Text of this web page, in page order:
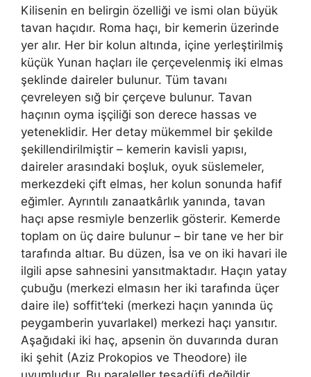
Kilisenin en belirgin özelliği ve ismi olan büyük
tavan haçıdır. Roma haçı, bir kemerin üzerinde
yer alır. Her bir kolun altında, içine yerleştirilmiş
küçük Yunan haçları ile çerçevelenmiş iki elmas
şeklinde daireler bulunur. Tüm tavanı
çevreleyen sığ bir çerçeve bulunur. Tavan
haçının oyma işçiliği son derece hassas ve
yeteneklidir. Her detay mükemmel bir şekilde
şekillendirilmiştir – kemerin kavisli yapısı,
daireler arasındaki boşluk, oyuk süslemeler,
merkezdeki çift elmas, her kolun sonunda hafif
eğimler. Ayrıntılı zanaatkârlık yanında, tavan
haçı apse resmiyle benzerlik gösterir. Kemerde
toplam on üç daire bulunur – bir tane ve her bir
tarafında altıar. Bu düzen, İsa ve on iki havari ile
ilgili apse sahnesini yansıtmaktadır. Haçın yatay
çubuğu (merkezi elmasın her iki tarafında üçer
daire ile) soffit’teki (merkezi haçın yanında üç
peygamberin yuvarlakel) merkezi haçı yansıtır.
Aşağıdaki iki haç, apsenin ön duvarında duran
iki şehit (Aziz Prokopios ve Theodore) ile